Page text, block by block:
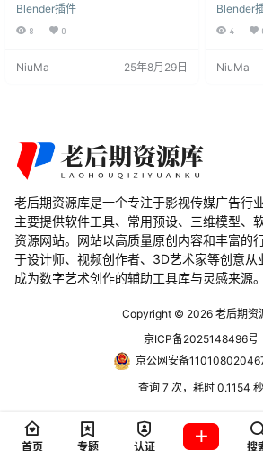
als）实现模型表面的细节处理，采
用非破坏性、无需 UV 的方式，为硬
且可以轻松创建。 核心功能 非破坏
作方式…
Blender插件
8 0
NiuMa 25年8月29日
一种非确
的方式进
工作带
Blender
4
NiuMa
老后期资源库是一个专注于影视传媒广告行
主要提供软件工具、常用预设、三维模型、
资源网站。网站以高质量原创内容和丰富的
于设计师、视频创作者、3D艺术家等创意从
成为数字艺术创作的辅助工具库与灵感来源。
Copyright © 2026 老后期资
京ICP备2025148496号
京公网安备
查询 7 次，耗时 0.1154 秒
首页 专题 认证 搜